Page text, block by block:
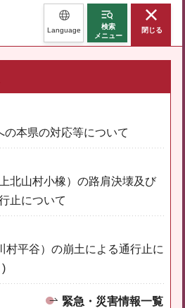
Language
検索
メニュー
閉じる
の本県の対応等について
北山村小橡）の路肩決壊及び
止について
村平谷）の崩土による通行止に
)
緊急・災害情報一覧